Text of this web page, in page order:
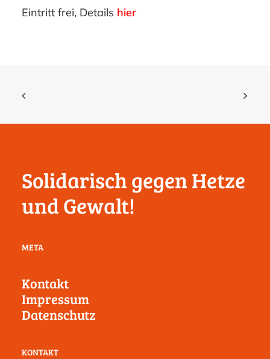
Eintritt frei, Details hier
Solidarisch gegen Hetze
und Gewalt!
META
Kontakt
Impressum
Datenschutz
KONTAKT